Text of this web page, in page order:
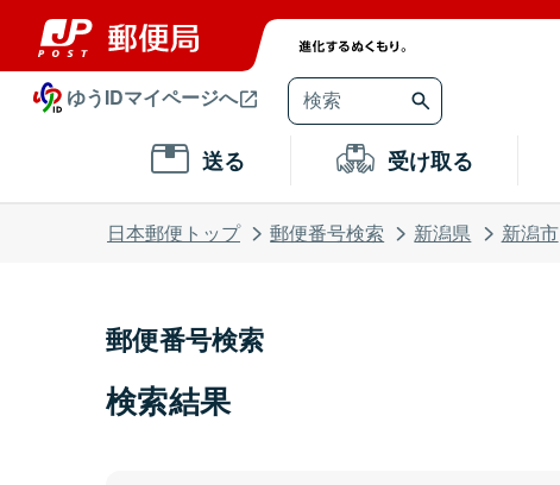
ゆうIDマイページへ
送る 受け取る
日本郵便トップ 郵便番号検索 新潟県 新潟市
郵便番号検索
検索結果